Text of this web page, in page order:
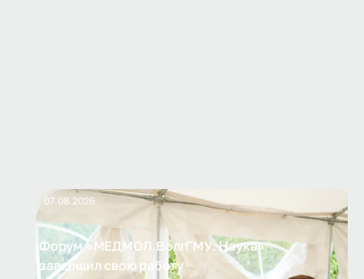
07.08.2026
Форум «МЕДМОЛ.ВолгГМУ: Наука»
завершил свою работу